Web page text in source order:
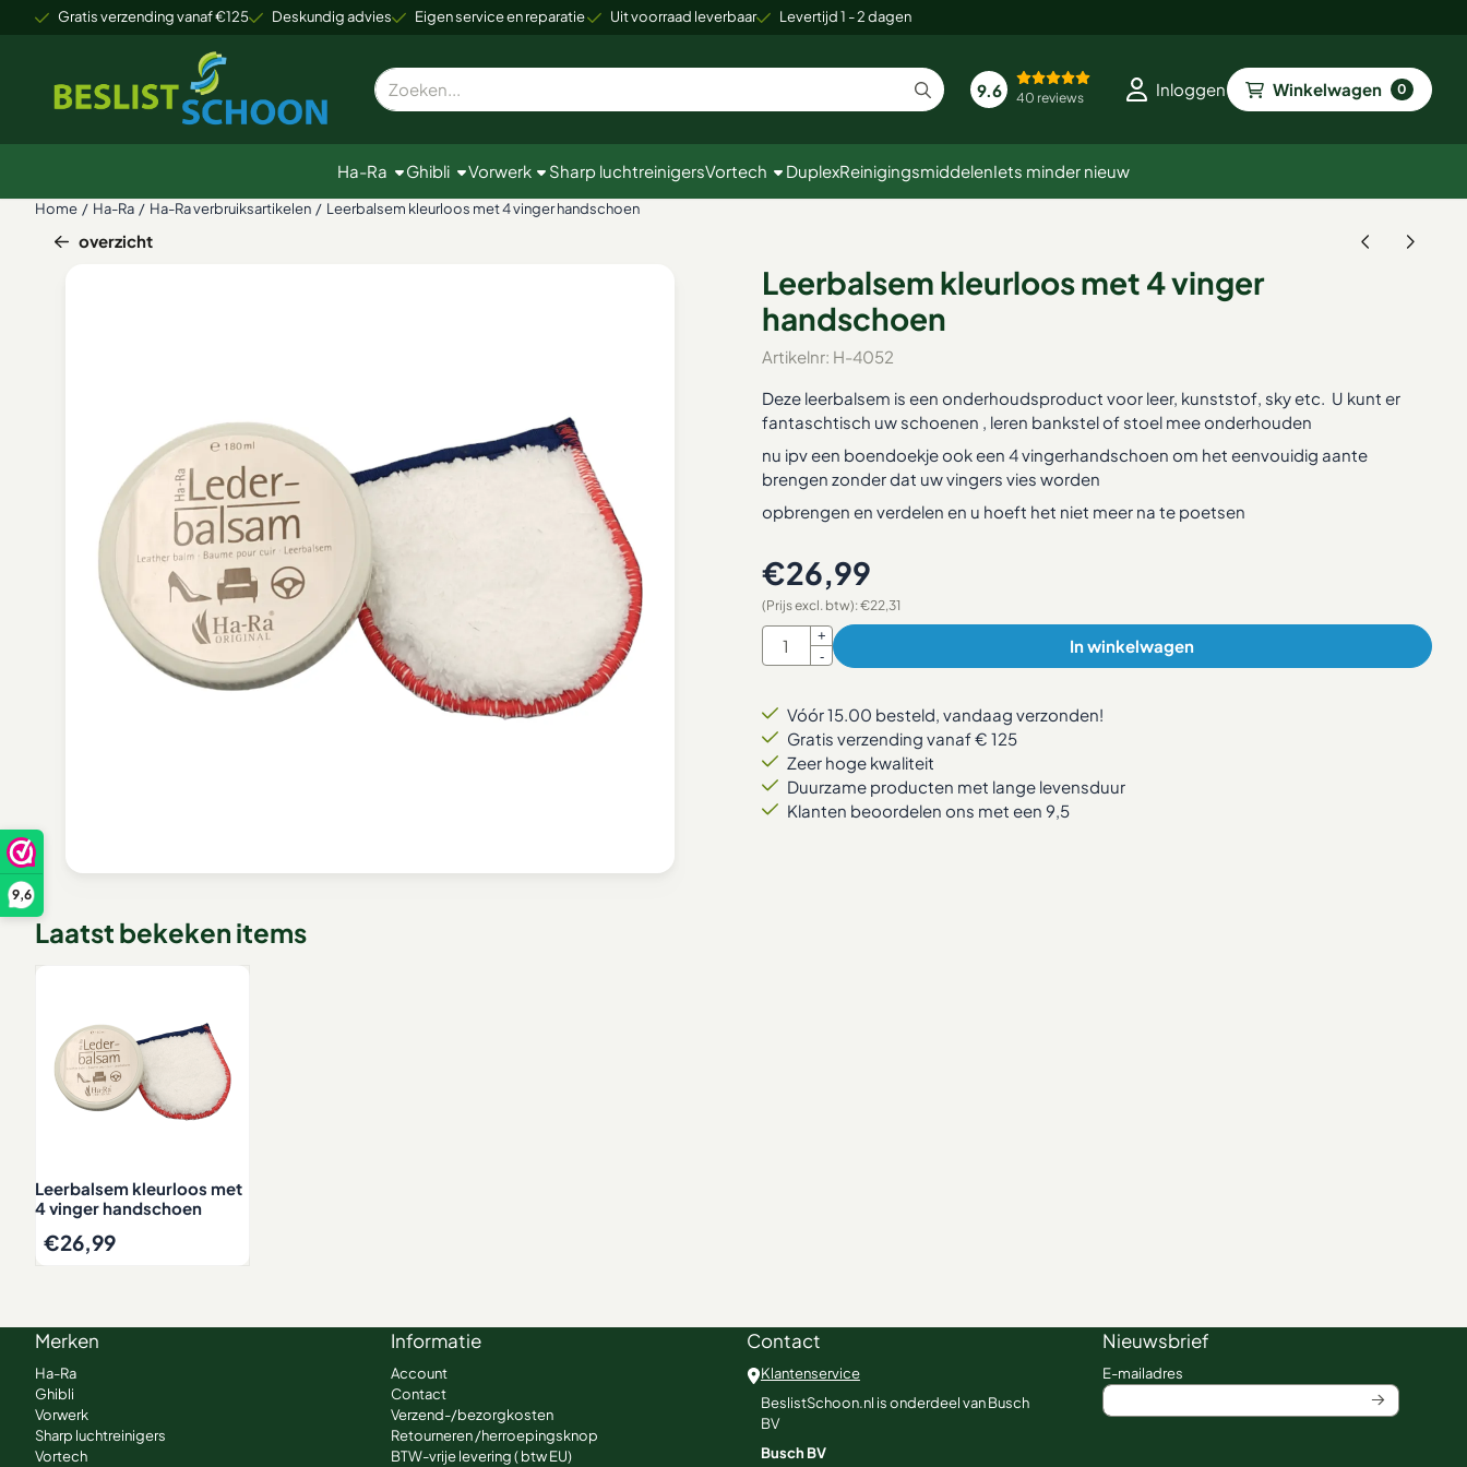
9,6
Cookievoorkeuren zijn beschikbaar. Kies instellingen of sta alle cookies toe.
Gratis verzending vanaf €125 Deskundig advies Eigen service en reparatie Uit voorraad leverbaar Levertijd 1 - 2 dagen
Zoeken
9.6 40 reviews Inloggen Winkelwagen 0
Ha-Ra Ghibli Vorwerk Sharp luchtreinigersVortech DuplexReinigingsmiddelenIets minder nieuw
Home / Ha-Ra / Ha-Ra verbruiksartikelen / Leerbalsem kleurloos met 4 vinger handschoen
overzicht
Leerbalsem kleurloos met 4 vinger
handschoen
Artikelnr: H-4052
Deze leerbalsem is een onderhoudsproduct voor leer, kunststof, sky etc. U kunt er
fantaschtisch uw schoenen , leren bankstel of stoel mee onderhouden
nu ipv een boendoekje ook een 4 vingerhandschoen om het eenvouidig aante
brengen zonder dat uw vingers vies worden
opbrengen en verdelen en u hoeft het niet meer na te poetsen
€26,99
(Prijs excl. btw):€22,31
Aantal
+
-
In winkelwagen
Vóór 15.00 besteld, vandaag verzonden!
Gratis verzending vanaf € 125
Zeer hoge kwaliteit
Duurzame producten met lange levensduur
Klanten beoordelen ons met een 9,5
Laatst bekeken items
Leerbalsem kleurloos met
4 vinger handschoen
€26,99
Merken
Ha-Ra
Ghibli
Vorwerk
Sharp luchtreinigers
Vortech
Informatie
Account
Contact
Verzend-/bezorgkosten
Retourneren /herroepingsknop
BTW-vrije levering ( btw EU)
Contact
Klantenservice
BeslistSchoon.nl is onderdeel van Busch
BV
Busch BV
Nieuwsbrief
E-mailadresVul je e-mailadres in voor de nieuwsbrief